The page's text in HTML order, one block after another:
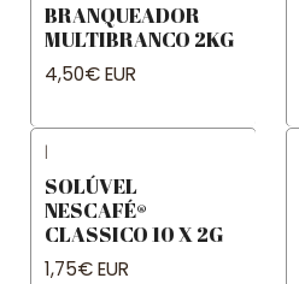
BRANQUEADOR
MULTIBRANCO 2KG
4,50€ EUR
|
SOLÚVEL
NESCAFÉ®
CLASSICO 10 X 2G
1,75€ EUR